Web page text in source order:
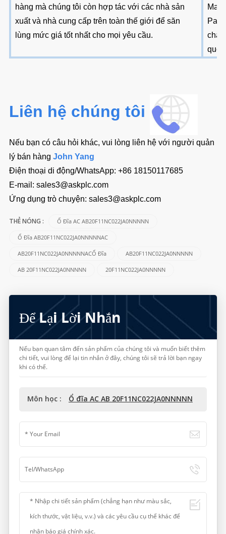
hàng mà chúng tôi còn hợp tác với các nhà sản
xuất và nhà cung cấp trên toàn thế giới để săn
lùng mức giá tốt nhất cho mọi yêu cầu.
Liên hệ chúng tôi
Nếu bạn có câu hỏi khác, vui lòng liên hệ với người quản
lý bán hàng John Yang
Điện thoại di động/WhatsApp: +86 18150117685
E-mail: sales3@askplc.com
Ứng dụng trò chuyện: sales3@askplc.com
THẺ NÓNG : Ổ Đĩa AC AB20F11NC022JA0NNNNN
Ổ Đĩa AB20F11NC022JA0NNNNNAC
AB20F11NC022JA0NNNNNACỔ Đĩa AB20F11NC022JA0NNNNN
AB 20F11NC022JA0NNNNN 20F11NC022JA0NNNNN
Để Lại Lời Nhắn
Nếu bạn quan tâm đến sản phẩm của chúng tôi và muốn biết thêm
chi tiết, vui lòng để lại tin nhắn ở đây, chúng tôi sẽ trả lời bạn ngay
khi có thể.
Môn học : Ổ đĩa AC AB 20F11NC022JA0NNNNN